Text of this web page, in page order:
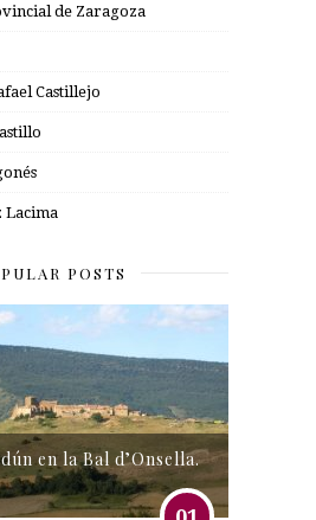
de Zaragoza
Castillejo
Lacima
POSTS
en la Bal d’Onsella.